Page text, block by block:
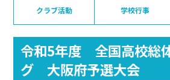
クラブ活動 学校行事
令和5年度 全国高校総
グ 大阪府予選大会